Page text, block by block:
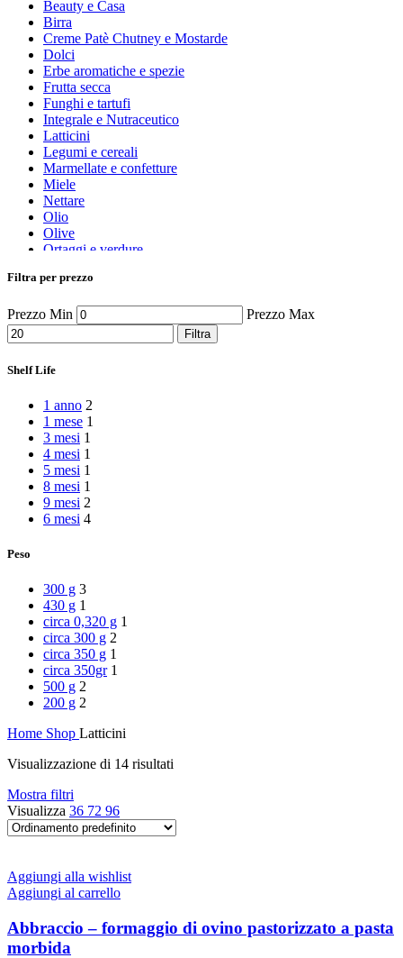
Beauty e Casa
Birra
Creme Patè Chutney e Mostarde
Dolci
Erbe aromatiche e spezie
Frutta secca
Funghi e tartufi
Integrale e Nutraceutico
Latticini
Legumi e cereali
Marmellate e confetture
Miele
Nettare
Olio
Olive
Ortaggi e verdure
Peperoncino
Prodotti da forno
Rafano
Semi
Sott’oli e conserve
Sughi pronti e passate
Vari
Vino e liquori
Zafferano
Zuppe secche e pronte
Filtra per prezzo
Prezzo Min Prezzo Max
Filtra
Shelf Life
1 anno 2
1 mese 1
3 mesi 1
4 mesi 1
5 mesi 1
8 mesi 1
9 mesi 2
6 mesi 4
Peso
300 g 3
430 g 1
circa 0,320 g 1
circa 300 g 2
circa 350 g 1
circa 350gr 1
500 g 2
200 g 2
Home Shop Latticini
Visualizzazione di 14 risultati
Mostra filtri
Visualizza 36 72 96
Aggiungi alla wishlist
Aggiungi al carrello
Abbraccio – formaggio di ovino pastorizzato a pasta
morbida